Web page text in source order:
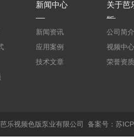
新闻中心
新闻资讯
应用案例
技术文章
关于芭
版
公司简介
视频中心
荣誉资质
乐视频色版泵业有限公司 备案号：